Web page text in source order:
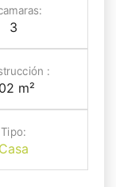
3
:
m²
Tipo:
Casa